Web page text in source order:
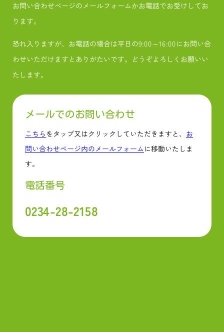
お問い合わせページのメールフォームかお電話でお受けしてお
ります。
恐れ入りますが、お電話の場合は平日の9:00～16:00にお問い合
わせいただけますとありがたいです。どうぞよろしくお願いい
たします。
メールでのお問い合わせ
こちらをタップ又はクリックしていただきますと、 お
問い合わせページ内のメールフォームに移動いたしま
す。
電話番号
0234-28-2158